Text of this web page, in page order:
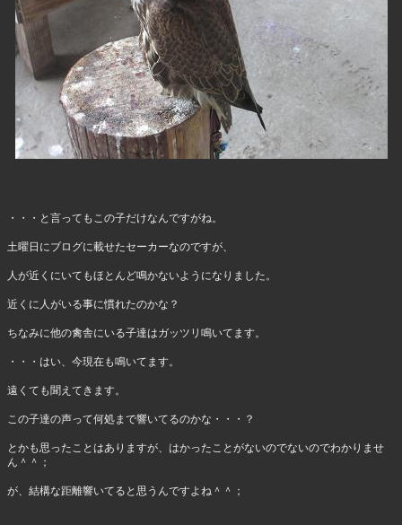
・・・と言ってもこの子だけなんですがね。
土曜日にブログに載せたセーカーなのですが、
人が近くにいてもほとんど鳴かないようになりました。
近くに人がいる事に慣れたのかな？
ちなみに他の禽舎にいる子達はガッツリ鳴いてます。
・・・はい、今現在も鳴いてます。
遠くても聞えてきます。
この子達の声って何処まで響いてるのかな・・・？
とかも思ったことはありますが、はかったことがないのでないのでわかりませ
ん＾＾；
が、結構な距離響いてると思うんですよね＾＾；